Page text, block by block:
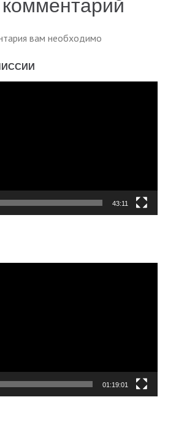
вам необходимо
43:11
01:19:01